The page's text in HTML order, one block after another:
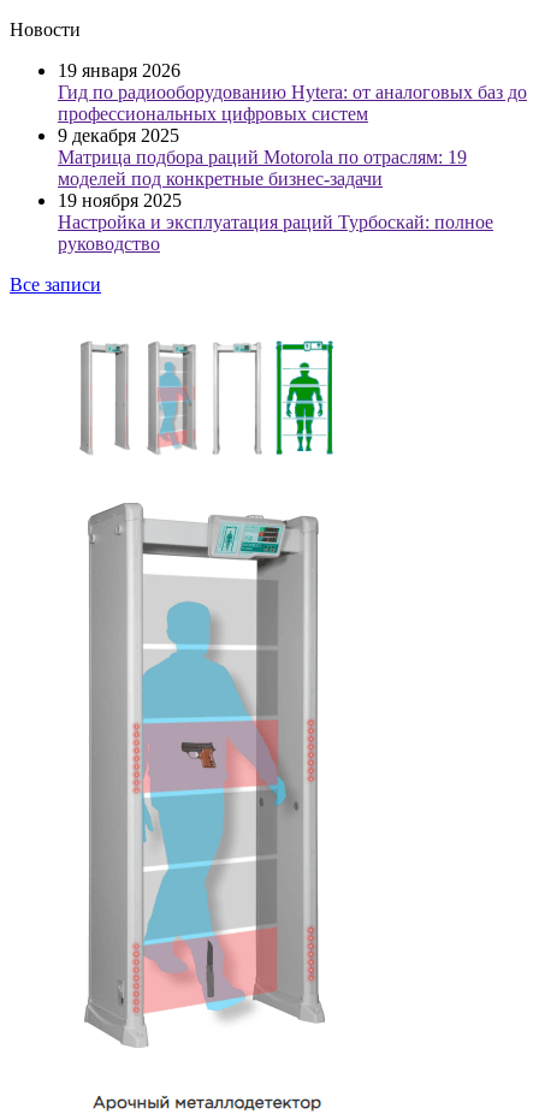
Новости
19 января 2026
Гид по радиооборудованию Hytera: от аналоговых баз до
профессиональных цифровых систем
9 декабря 2025
Матрица подбора раций Motorola по отраслям: 19
моделей под конкретные бизнес-задачи
19 ноября 2025
Настройка и эксплуатация раций Турбоскай: полное
руководство
Все записи